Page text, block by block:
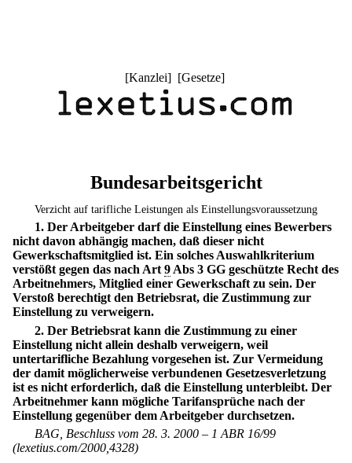
[Kanzlei] [Gesetze]
Bundesarbeitsgericht
Verzicht auf tarifliche Leistungen als Einstellungsvoraussetzung
1. Der Arbeitgeber darf die Einstellung eines Bewerbers
nicht davon abhängig machen, daß dieser nicht
Gewerkschaftsmitglied ist. Ein solches Auswahlkriterium
verstößt gegen das nach Art 9 Abs 3 GG geschützte Recht des
Arbeitnehmers, Mitglied einer Gewerkschaft zu sein. Der
Verstoß berechtigt den Betriebsrat, die Zustimmung zur
Einstellung zu verweigern.
2. Der Betriebsrat kann die Zustimmung zu einer
Einstellung nicht allein deshalb verweigern, weil
untertarifliche Bezahlung vorgesehen ist. Zur Vermeidung
der damit möglicherweise verbundenen Gesetzesverletzung
ist es nicht erforderlich, daß die Einstellung unterbleibt. Der
Arbeitnehmer kann mögliche Tarifansprüche nach der
Einstellung gegenüber dem Arbeitgeber durchsetzen.
BAG, Beschluss vom 28. 3. 2000 – 1 ABR 16/99
(lexetius.com/2000,4328)